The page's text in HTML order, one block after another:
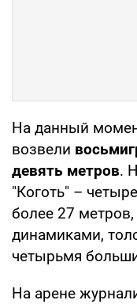
На данный
возвели
девять метров.
"Коготь" –
более 27
динамиками,
четырьмя
На арене